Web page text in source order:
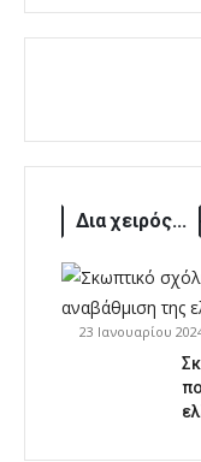
Δια χειρός...
23 Ιανουαρίου